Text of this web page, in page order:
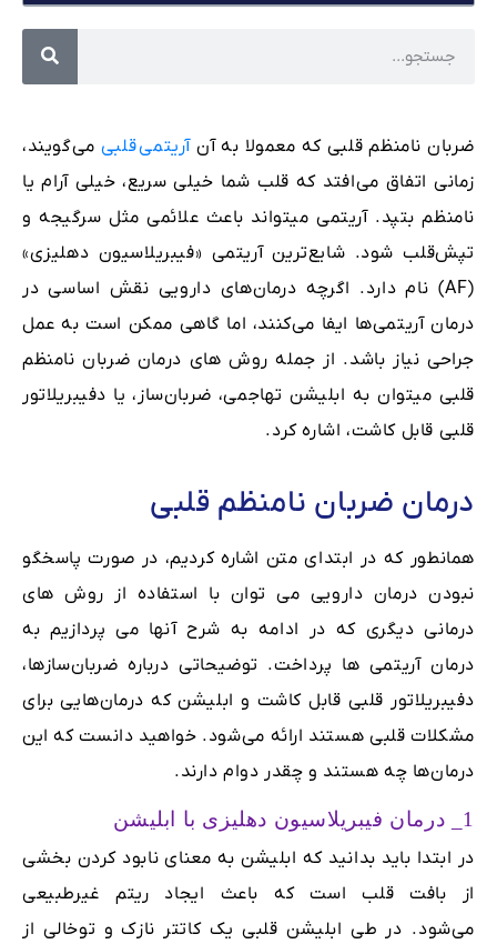
ضربان نامنظم قلبی که معمولا به آنآریتمی قلبی می‌گویند،
زمانی اتفاق می‌افتد که قلب شما خیلی سریع، خیلی آرام یا
نامنظم بتپد. آریتمی میتواند باعث علائمی مثل سرگیجه و
تپش‌قلب شود. شایع‌ترین آریتمی «فیبریلاسیون دهلیزی»
(AF) نام دارد. اگرچه درمان‌های دارویی نقش اساسی در
درمان آریتمی‌ها ایفا می‌کنند، اما گاهی ممکن است به عمل
جراحی نیاز باشد. از جمله روش های درمان ضربان نامنظم
قلبی میتوان به ابلیشن تهاجمی، ضربان‌ساز، یا دفیبریلاتور
قلبی قابل کاشت، اشاره کرد.
درمان ضربان نامنظم قلبی
همانطور که در ابتدای متن اشاره کردیم، در صورت پاسخگو
نبودن درمان دارویی می توان با استفاده از روش های
درمانی دیگری که در ادامه به شرح آنها می پردازیم به
درمان آریتمی ها پرداخت. توضیحاتی درباره ضربان‌سازها،
دفیبریلاتور قلبی قابل کاشت و ابلیشن که درمان‌هایی برای
مشکلات قلبی هستند ارائه می‌شود. خواهید دانست که این
درمان‌ها چه هستند و چقدر دوام دارند.
1_ درمان فیبریلاسیون دهلیزی با ابلیشن
در ابتدا باید بدانید که ابلیشن به معنای نابود کردن بخشی
از بافت قلب است که باعث ایجاد ریتم غیرطبیعی
می‌شود. در طی ابلیشن قلبی یک کاتتر نازک و توخالی از